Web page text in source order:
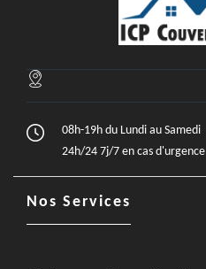
08h-19h du Lundi au Samedi
24h/24 7j/7 en cas d'urgence
Nos Services